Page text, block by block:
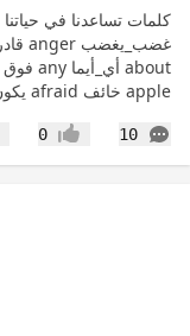
كلمات تساعدنا في حياتنا
apple خائف afraid يكون(للجمع) are بعد...
10
التعليقات إعجاب0